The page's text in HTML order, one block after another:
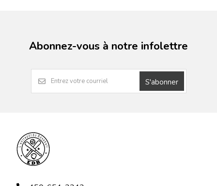
Abonnez-vous à notre infolettre
S'abonner